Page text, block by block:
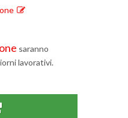
saranno
lavorativi.